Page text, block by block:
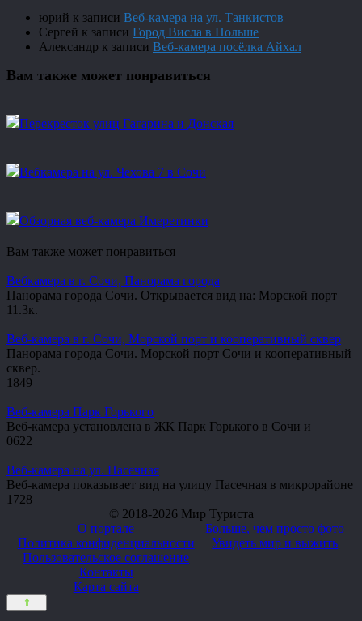
юрий к записи Веб-камера на ул. Танкистов
Сергей к записи Город Висла в Польше
Александр к записи Веб-камера посёлка Айхал
Вам также может понравиться
Перекресток улиц Гагарина и Донская
Вебкамера на ул. Чехова 7 в Сочи
Обзорная веб-камера Имеретинки
Вам также может понравиться
Вебкамера в г. Сочи, Панорама города
Панорама города Сочи. Открывается вид на: Морской порт
1 1.3к.
Веб-камера в г. Сочи, Морской порт и кооперативный сквер
Панорама города Сочи. Морской порт Сочи и кооперативный
сквер.
1 849
Веб-камера Парк Горького
Веб-камера установлена в ЖК Парк Горького в Сочи и
0622
Веб-камера на ул. Пасечная
Веб-камера показывает вид на улицу Пасечная в микрорайоне
1 728
© 2018-2026 Мир Туриста
О портале
Политика конфиденциальности
Пользовательское соглашение
Контакты
Карта сайта
Больше, чем просто фото
Увидеть мир и выжить